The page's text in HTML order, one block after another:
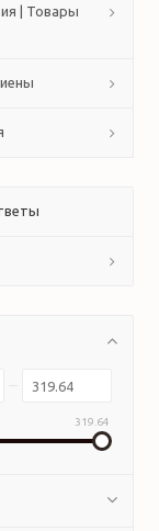
| Товары
319.64